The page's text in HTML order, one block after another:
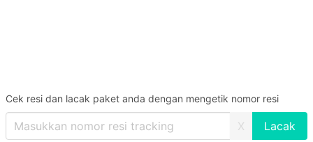
Cek resi dan lacak paket anda dengan mengetik nomor resi
X